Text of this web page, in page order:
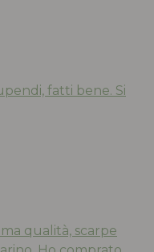
fatti bene. Si
qualità, scarpe